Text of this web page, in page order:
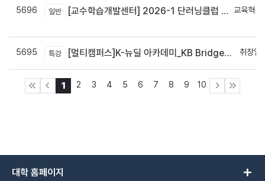
5696 일반 [교수학습개발센터] 2026-1 단러닝클럽 Best Practice 공모전 결과 안내
교육혁신
5695 특강 [멀티캠퍼스]K-뉴딜 아카데미_KB Bridge 과정 취창업
1 2 3 4 5 6 7 8 9 10
대학 홈페이지 add